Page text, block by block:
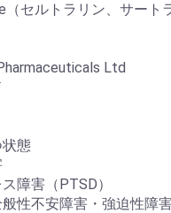
セルトラリン、サート
Ltd
状態
障害（PTSD）
般性不安障害・強迫性障